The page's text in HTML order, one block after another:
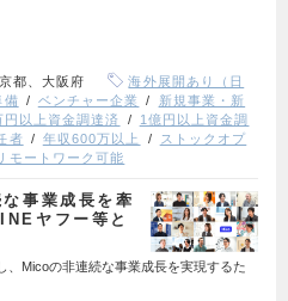
都、大阪府
海外展開あり（日
備 ベンチャー企業
新規事業・新
以上資金調達済
1億円以上資金調
者 年収600万以上
ストックオプ
モートワーク可能
事業成長を牽
ヤフー等と
、Micoの非連続な事業成長を実現するた